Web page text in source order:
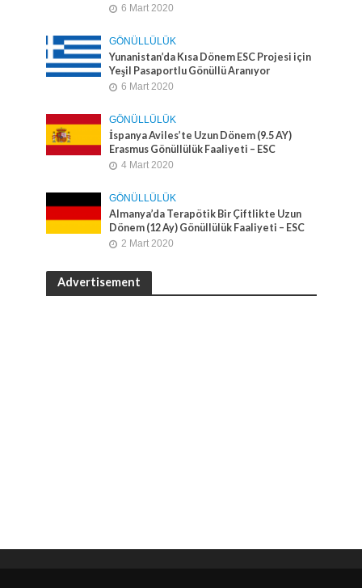
6 Mart 2020
GÖNÜLLÜLÜK
Yunanistan’da Kısa Dönem ESC Projesi için
Yeşil Pasaportlu Gönüllü Aranıyor
6 Mart 2020
GÖNÜLLÜLÜK
İspanya Aviles’te Uzun Dönem (9.5 AY)
Erasmus Gönüllülük Faaliyeti – ESC
4 Mart 2020
GÖNÜLLÜLÜK
Almanya’da Terapötik Bir Çiftlikte Uzun
Dönem (12 Ay) Gönüllülük Faaliyeti – ESC
2 Mart 2020
Advertisement